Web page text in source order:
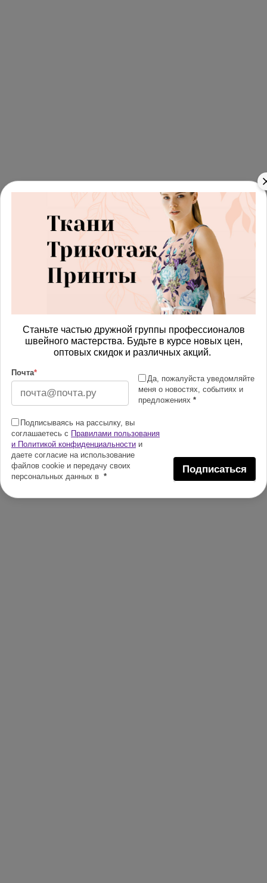
Станьте частью дружной группы профессионалов
швейного мастерства. Будьте в курсе новых цен,
оптовых скидок и различных акций.
Почта*
Да, пожалуйста уведомляйте
меня о новостях, событиях и
предложениях *
Подписываясь на рассылку, вы
соглашаетесь с Правилами пользования
и Политикой конфиденциальности и
даете согласие на использование
файлов cookie и передачу своих
персональных данных в *
Подписаться